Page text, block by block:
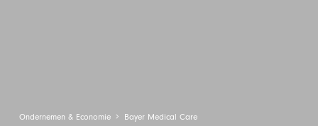
Ondernemen & Economie Bayer Medical Care